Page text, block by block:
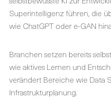
Superintelligenz führen, die
wie ChatGPT oder e-GAN
Branchen setzen bereits
wie aktives Lernen und
verändert Bereiche wie Data
Infrastrukturplanung.